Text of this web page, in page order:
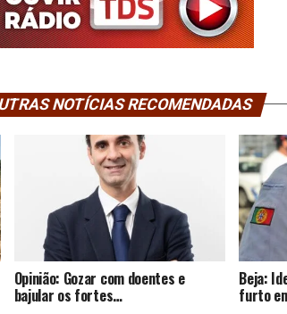
NOTÍCIAS RECOMENDADAS
Opinião: Gozar com doentes e
bajular os fortes…
Beja:
furto